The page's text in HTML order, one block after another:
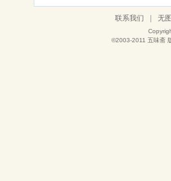
联系我们 无
©2003-2011 五味斋